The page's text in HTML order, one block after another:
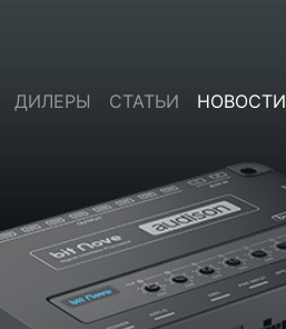
ДИЛЕРЫ СТАТЬИ НОВОСТИ